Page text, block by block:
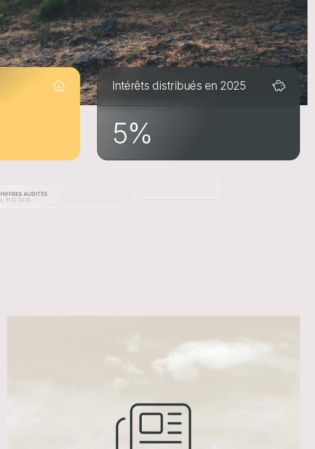
Intérêts distribués en 2025
5%
AUDITÉS
31.12.2025